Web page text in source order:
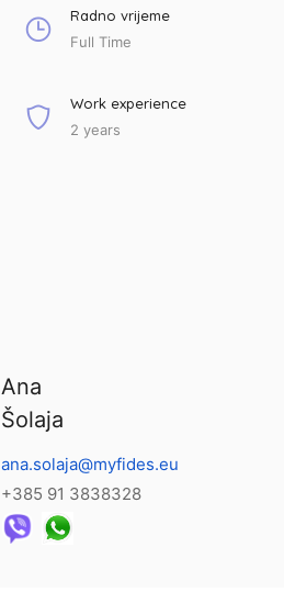
Radno vrijeme
Full Time
Work experience
2 years
Ana
Šolaja
ana.solaja@myfides.eu
+385 91 3838328